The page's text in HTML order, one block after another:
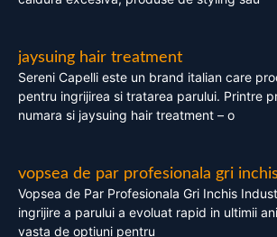
jaysuing hair treatment
Sereni Capelli este un brand italian care
pentru ingrijirea si tratarea parului. Printre
numara si jaysuing hair treatment – o
vopsea de par profesionala gri inchis
Vopsea de Par Profesionala Gri Inchis
ingrijire a parului a evoluat rapid in ultimii
vasta de optiuni pentru